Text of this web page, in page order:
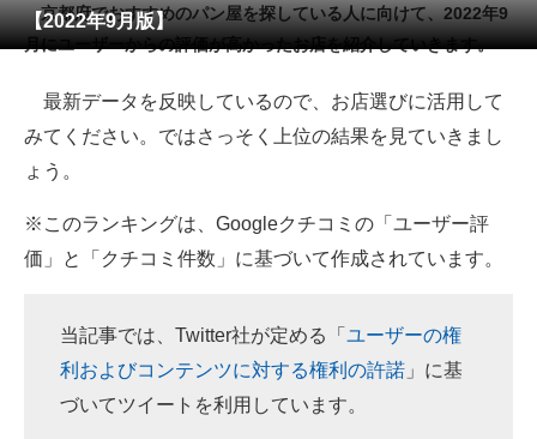
メディア
注目記事を集めた総合ページ
ITの今と未来を見通す
好きが集まる 比べて選べる
AI活用のいまが分かる
企業ITのトレンドを詳説
【2022年9月版】
京都府でおすすめのパン屋を探している人に向けて、2022年9
月にユーザーからの評価が高かったお店を紹介していきます。
最新データを反映しているので、お店選びに活用して
みてください。ではさっそく上位の結果を見ていきまし
ょう。
※このランキングは、Googleクチコミの「ユーザー評
価」と「クチコミ件数」に基づいて作成されています。
当記事では、Twitter社が定める「 ユーザーの権
利およびコンテンツに対する権利の許諾 」に基
づいてツイートを利用しています。